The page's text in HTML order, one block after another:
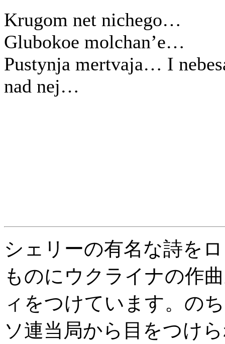
Krugom net nichego…
Glubokoe molchan’e…
Pustynja mertvaja… I
nad nej…
シェリーの有名な詩を
ものにウクライナの作
ィをつけています。の
ソ連当局から目をつけ